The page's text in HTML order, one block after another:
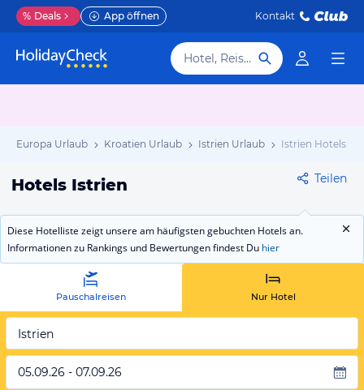
% Deals App öffnen Kontakt
Hotel, Reiseziel
Europa Urlaub Kroatien Urlaub Istrien Urlaub Istrien Hotels
Hotels Istrien Teilen
Diese Hotelliste zeigt unsere am häufigsten gebuchten Hotels an.
Informationen zu Rankings und Bewertungen findest Du hier
Pauschalreisen Nur Hotel
Istrien
05.09.26 - 07.09.26